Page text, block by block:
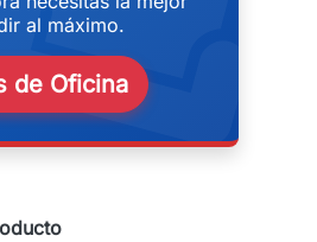
al máximo.
de Oficina